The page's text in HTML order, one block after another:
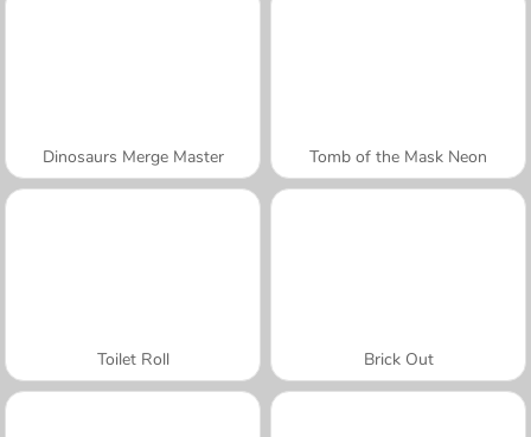
Dinosaurs Merge Master Tomb of the Mask Neon
Toilet Roll Brick Out